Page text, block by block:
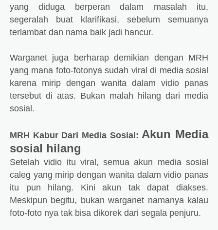
yang diduga berperan dalam masalah itu,
segeralah buat klarifikasi, sebelum semuanya
terlambat dan nama baik jadi hancur.
Warganet juga berharap demikian dengan MRH
yang mana foto-fotonya sudah viral di media sosial
karena mirip dengan wanita dalam vidio panas
tersebut di atas. Bukan malah hilang dari media
sosial.
MRH Kabur Dari Media Sosial:Akun Media
sosial hilang
Setelah vidio itu viral, semua akun media sosial
caleg yang mirip dengan wanita dalam vidio panas
itu pun hilang. Kini akun tak dapat diakses.
Meskipun begitu, bukan warganet namanya kalau
foto-foto nya tak bisa dikorek dari segala penjuru.